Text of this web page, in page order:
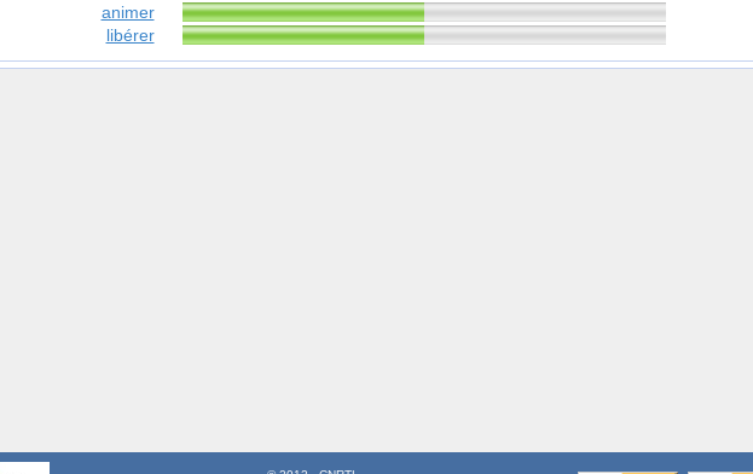
animer
libérer